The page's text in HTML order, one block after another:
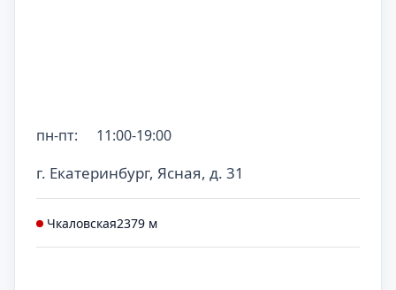
г. Екатеринбург, Ясная, д. 31
Чкаловская2379 м
пн-пт: 11:00-19:00